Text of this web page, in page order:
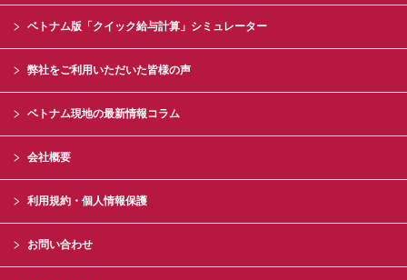
ベトナム版「クイック給与計算」シミュレーター
弊社をご利用いただいた皆様の声
ベトナム現地の最新情報コラム
会社概要
利用規約・個人情報保護
お問い合わせ